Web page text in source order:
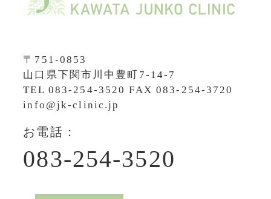
〒751-0853
山口県下関市川中豊町7-14-7
TEL 083-254-3520 FAX 083-254-3720
info@jk-clinic.jp
お電話：
083-254-3520